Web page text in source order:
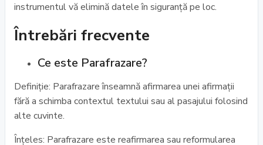
instrumentul vă elimină datele în siguranță pe loc.
Întrebări frecvente
Ce este Parafrazare?
Definiţie: Parafrazare înseamnă afirmarea unei afirmaţii
fără a schimba contextul textului sau al pasajului folosind
alte cuvinte.
Înțeles: Parafrazare este reafirmarea sau reformularea